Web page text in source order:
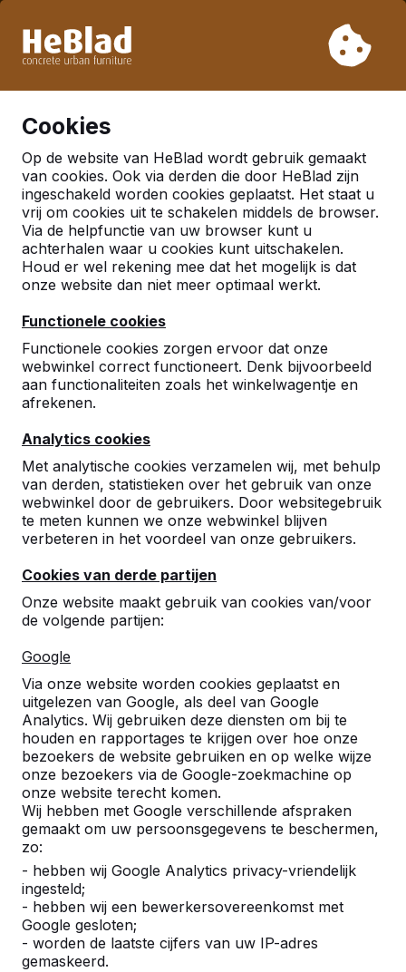
week 33. Houdt u daarom rekening met langere levertijden.
Cookies
Op de website van HeBlad wordt gebruik gemaakt
van cookies. Ook via derden die door HeBlad zijn
ingeschakeld worden cookies geplaatst. Het staat u
vrij om cookies uit te schakelen middels de browser.
Via de helpfunctie van uw browser kunt u
achterhalen waar u cookies kunt uitschakelen.
Houd er wel rekening mee dat het mogelijk is dat
onze website dan niet meer optimaal werkt.
Functionele cookies
Functionele cookies zorgen ervoor dat onze
webwinkel correct functioneert. Denk bijvoorbeeld
aan functionaliteiten zoals het winkelwagentje en
afrekenen.
Analytics cookies
Met analytische cookies verzamelen wij, met behulp
van derden, statistieken over het gebruik van onze
webwinkel door de gebruikers. Door websitegebruik
te meten kunnen we onze webwinkel blijven
verbeteren in het voordeel van onze gebruikers.
Cookies van derde partijen
Onze website maakt gebruik van cookies van/voor
de volgende partijen:
Google
Via onze website worden cookies geplaatst en
uitgelezen van Google, als deel van Google
Analytics. Wij gebruiken deze diensten om bij te
houden en rapportages te krijgen over hoe onze
bezoekers de website gebruiken en op welke wijze
onze bezoekers via de Google-zoekmachine op
onze website terecht komen.
Wij hebben met Google verschillende afspraken
gemaakt om uw persoonsgegevens te beschermen,
zo:
- hebben wij Google Analytics privacy-vriendelijk
ingesteld;
- hebben wij een bewerkersovereenkomst met
Google gesloten;
- worden de laatste cijfers van uw IP-adres
gemaskeerd.
Al meer dan 30.000 producten verkocht
Nederland
Referenties in:Wognum
Geen reviews gevonden voor deze
locatie.
Referenties
U vindt onze producten in heel Europa en
zelfs daarbuiten. Bekijk hier waar bij u in de
buurt al een HeBlad product staat.
Product
Alles weergeven
Categorie
Alles weergeven
Zoek op plaats of postcode